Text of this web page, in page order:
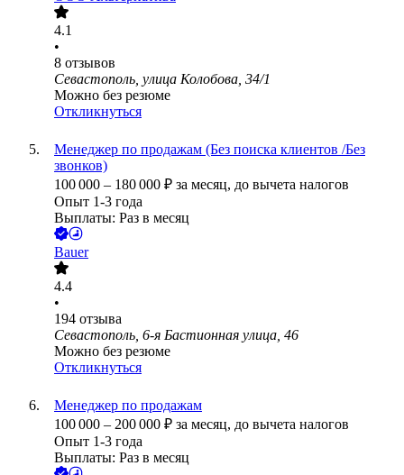
4.1
•
8 отзывов
Севастополь, улица Колобова, 34/1
Можно без резюме
Откликнуться
Менеджер по продажам (Без поиска клиентов /Без
звонков)
100 000 – 180 000 ₽ за месяц, до вычета налогов
Опыт 1-3 года
Выплаты: Раз в месяц
Bauer
4.4
•
194 отзыва
Севастополь, 6-я Бастионная улица, 46
Можно без резюме
Откликнуться
Менеджер по продажам
100 000 – 200 000 ₽ за месяц, до вычета налогов
Опыт 1-3 года
Выплаты: Раз в месяц